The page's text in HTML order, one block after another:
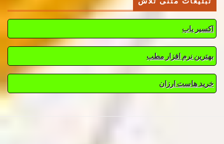
اکسیر یاب
بهترین نرم افزار مطب
خرید هاست ارزان